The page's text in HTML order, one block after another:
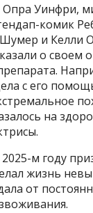
Уинфри,
комик
и Келли
о своем
с его
на
м году
жизнь
от